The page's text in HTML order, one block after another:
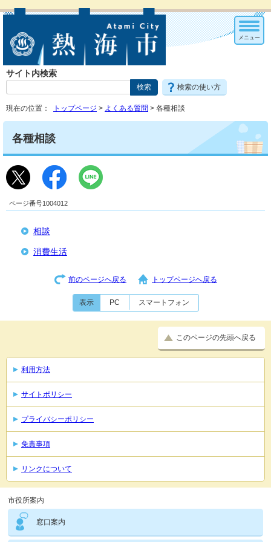
サイト内検索
検索の使い方
メニュー
現在の位置： トップページ > よくある質問 > 各種相談
各種相談
ページ番号1004012
相談
消費生活
前のページへ戻る トップページへ戻る
表示 PC スマートフォン
このページの先頭へ戻る
利用方法
サイトポリシー
プライバシーポリシー
免責事項
リンクについて
市役所案内
窓口案内